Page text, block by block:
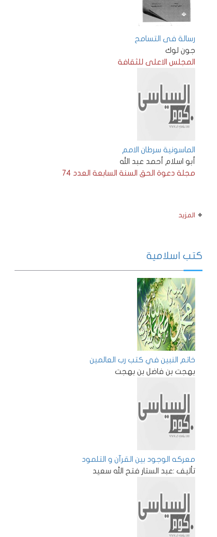
رسالة فى التسامح
جون لوك
المجلس الاعلى للثقافة
الماسونية سرطان الامم
أبو اسلام أحمد عبد الله
مجلة دعوة الحق السنة السابعة العدد 74
المزيد
كتب اسلامية
خاتم النبين في كتب رب العالمين
بهجت بن فاضل بن بهجت
معركه الوجود بين القرآن و التلمود
تأليف :عبد الستار فتح الله سعيد